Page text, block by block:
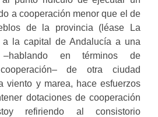
a cooperación menor que el de
de la provincia (léase La
a la capital de Andalucía a una
en términos de
de otra ciudad
viento y marea, hace esfuerzos
dotaciones de cooperación
refiriendo al consistorio